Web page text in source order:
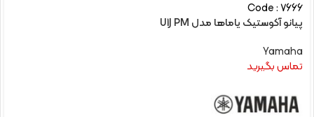
Code : 7666
پیانو آکوستیک یاماها مدل U1J PM
Yamaha
تماس بگیرید